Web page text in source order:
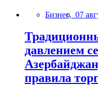
Бизнес, 07
давлением
правила